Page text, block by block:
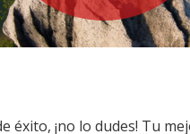
¡no lo dudes! Tu